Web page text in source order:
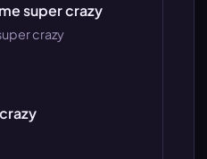
super crazy
crazy